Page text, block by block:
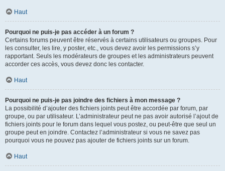
Haut
Pourquoi ne puis-je pas accéder à un forum ?
Certains forums peuvent être réservés à certains utilisateurs ou groupes. Pour
les consulter, les lire, y poster, etc., vous devez avoir les permissions s’y
rapportant. Seuls les modérateurs de groupes et les administrateurs peuvent
accorder ces accès, vous devez donc les contacter.
Haut
Pourquoi ne puis-je pas joindre des fichiers à mon message ?
La possibilité d’ajouter des fichiers joints peut être accordée par forum, par
groupe, ou par utilisateur. L’administrateur peut ne pas avoir autorisé l’ajout de
fichiers joints pour le forum dans lequel vous postez, ou peut-être que seul un
groupe peut en joindre. Contactez l’administrateur si vous ne savez pas
pourquoi vous ne pouvez pas ajouter de fichiers joints sur un forum.
Haut